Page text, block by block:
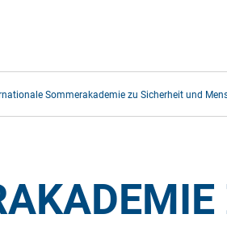
Sommerakademie zu Sicherheit und